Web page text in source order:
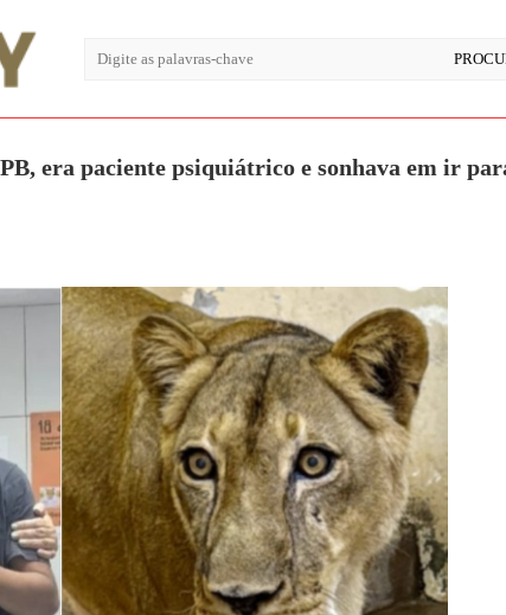
era paciente psiquiátrico e sonhava em ir